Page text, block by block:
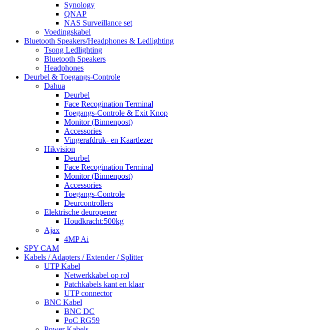
Synology
QNAP
NAS Surveillance set
Voedingskabel
Bluetooth Speakers/Headphones & Ledlighting
Tsong Ledlighting
Bluetooth Speakers
Headphones
Deurbel & Toegangs-Controle
Dahua
Deurbel
Face Recogination Terminal
Toegangs-Controle & Exit Knop
Monitor (Binnenpost)
Accessories
Vingerafdruk- en Kaartlezer
Hikvision
Deurbel
Face Recogination Terminal
Monitor (Binnenpost)
Accessories
Toegangs-Controle
Deurcontrollers
Elektrische deuropener
Houdkracht:500kg
Ajax
4MP Ai
SPY CAM
Kabels / Adapters / Extender / Splitter
UTP Kabel
Netwerkkabel op rol
Patchkabels kant en klaar
UTP connector
BNC Kabel
BNC DC
PoC RG59